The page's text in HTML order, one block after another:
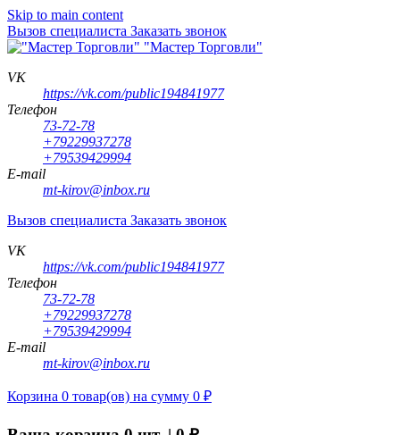
Skip to main content
Вызов специалиста Заказать звонок
"Мастер Торговли"
VK
https://vk.com/public194841977
Телефон
73-72-78
+79229937278
+79539429994
E-mail
mt-kirov@inbox.ru
Вызов специалиста Заказать звонок
VK
https://vk.com/public194841977
Телефон
73-72-78
+79229937278
+79539429994
E-mail
mt-kirov@inbox.ru
Корзина 0 товар(ов) на сумму 0 ₽